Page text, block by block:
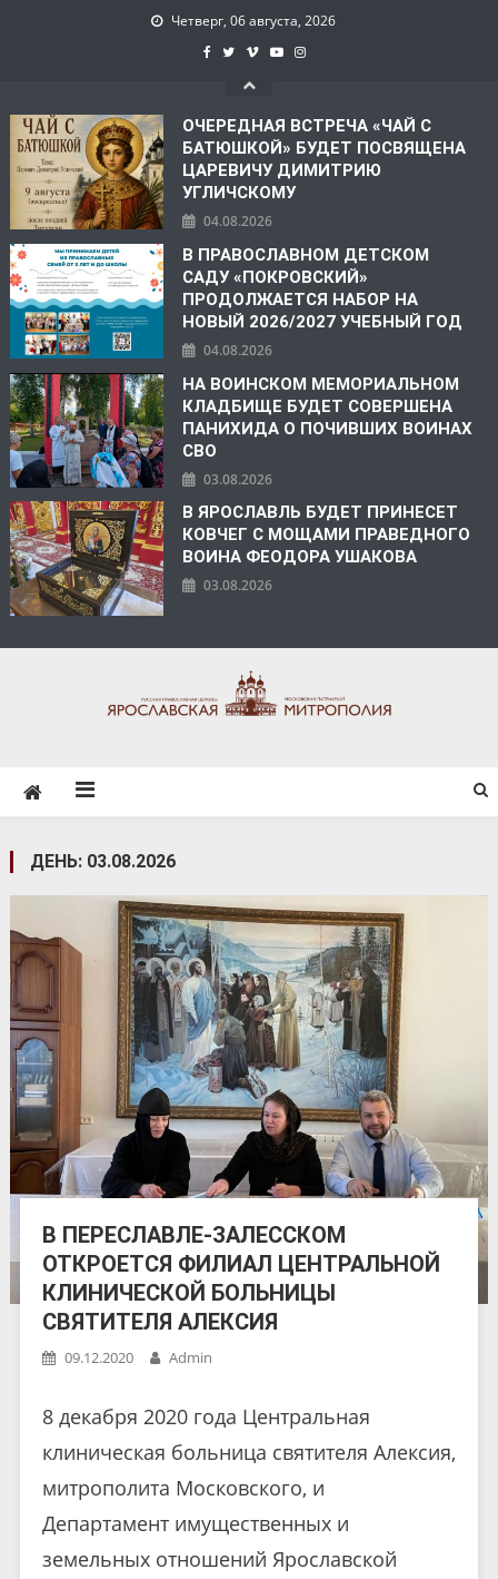
Четверг, 06 августа, 2026
ОЧЕРЕДНАЯ ВСТРЕЧА «ЧАЙ С
БАТЮШКОЙ» БУДЕТ ПОСВЯЩЕНА
ЦАРЕВИЧУ ДИМИТРИЮ
УГЛИЧСКОМУ
04.08.2026
В ПРАВОСЛАВНОМ ДЕТСКОМ
САДУ «ПОКРОВСКИЙ»
ПРОДОЛЖАЕТСЯ НАБОР НА
НОВЫЙ 2026/2027 УЧЕБНЫЙ ГОД
04.08.2026
НА ВОИНСКОМ МЕМОРИАЛЬНОМ
КЛАДБИЩЕ БУДЕТ СОВЕРШЕНА
ПАНИХИДА О ПОЧИВШИХ ВОИНАХ
СВО
03.08.2026
В ЯРОСЛАВЛЬ БУДЕТ ПРИНЕСЕТ
КОВЧЕГ С МОЩАМИ ПРАВЕДНОГО
ВОИНА ФЕОДОРА УШАКОВА
03.08.2026
ДЕНЬ: 03.08.2026
В ПЕРЕСЛАВЛЕ-ЗАЛЕССКОМ
ОТКРОЕТСЯ ФИЛИАЛ ЦЕНТРАЛЬНОЙ
КЛИНИЧЕСКОЙ БОЛЬНИЦЫ
СВЯТИТЕЛЯ АЛЕКСИЯ
09.12.2020 Admin
8 декабря 2020 года Центральная
клиническая больница святителя Алексия,
митрополита Московского, и
Департамент имущественных и
земельных отношений Ярославской